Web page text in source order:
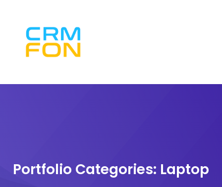
Portfolio Categories: Laptop